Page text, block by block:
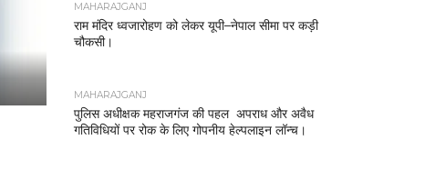
MAHARAJGANJ
राम मंदिर ध्वजारोहण को लेकर यूपी–नेपाल सीमा पर कड़ी
चौकसी।
MAHARAJGANJ
पुलिस अधीक्षक महराजगंज की पहल अपराध और अवैध
गतिविधियों पर रोक के लिए गोपनीय हेल्पलाइन लॉन्च।